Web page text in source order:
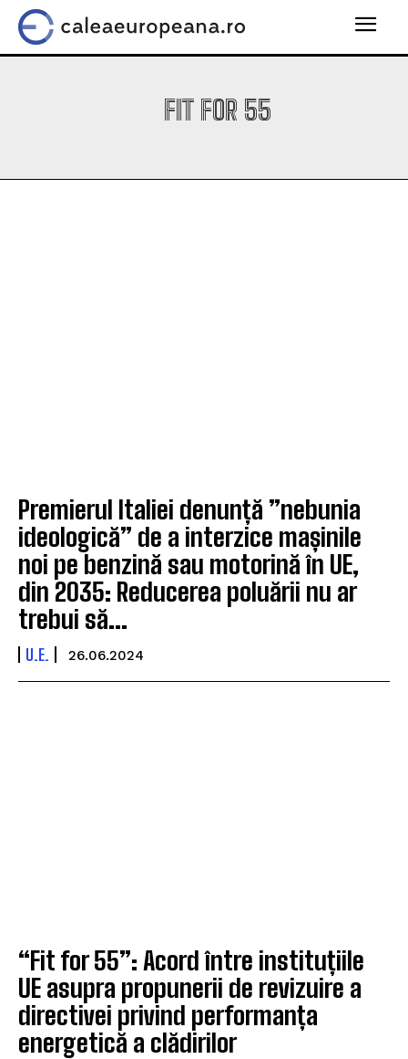
FIT FOR 55
Premierul Italiei denunță ”nebunia
ideologică” de a interzice mașinile
noi pe benzină sau motorină în UE,
din 2035: Reducerea poluării nu ar
trebui să...
U.E. 26.06.2024
“Fit for 55”: Acord între instituțiile
UE asupra propunerii de revizuire a
directivei privind performanța
energetică a clădirilor